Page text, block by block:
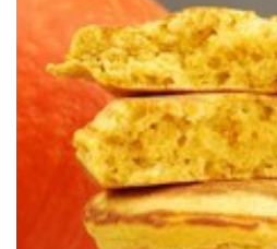
PANCAKES DE
Cuando llega el otoño la calabaza se
de nuestras comidas. En versión
americanas es una maravilla